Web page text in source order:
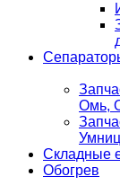
Омь,
Складные
Обогрев